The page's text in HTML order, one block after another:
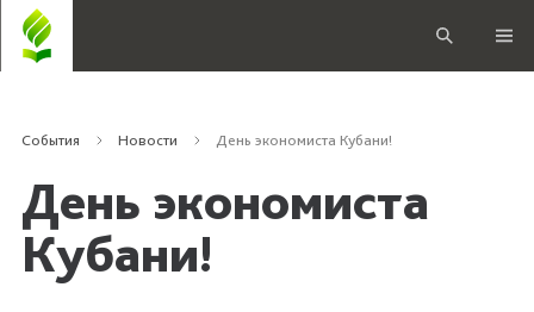
События Новости День экономиста Кубани!
День экономиста
Кубани!